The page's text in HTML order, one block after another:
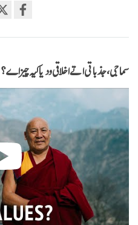
on
سماجی، جذباتی اتے اخلاقی ودیا کیہ چیز اے؟